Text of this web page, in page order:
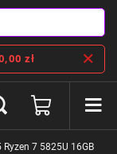
zł
Ryzen 7 5825U 16GB